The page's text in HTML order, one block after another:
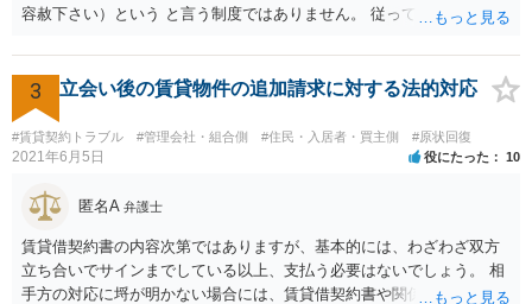
容赦下さい）という と言う制度ではありません。 従って、理論上は１
3 立会い後の賃貸物件の追加請求に対する法的対応
#賃貸契約トラブル #管理会社・組合側 #住民・入居者・買主側 #原状回復
2021年6月5日 役にたった 10
匿名A 弁護士
賃貸借契約書の内容次第ではありますが、基本的には、わざわざ双方
立ち合いでサインまでしている以上、支払う必要はないでしょう。 相
手方の対応に埒が明かない場合には、賃貸借契約書や関係資料を個別